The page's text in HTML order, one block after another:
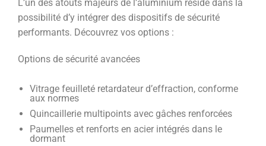
L’un des atouts majeurs de l’aluminium réside dans la
possibilité d’y intégrer des dispositifs de sécurité
performants. Découvrez vos options :
Options de sécurité avancées
Vitrage feuilleté retardateur d’effraction, conforme
aux normes
Quincaillerie multipoints avec gâches renforcées
Paumelles et renforts en acier intégrés dans le
dormant